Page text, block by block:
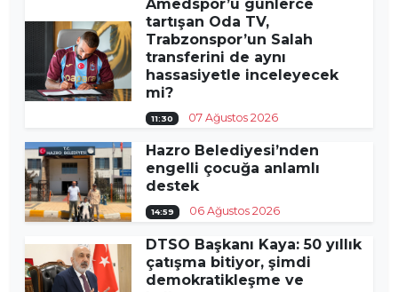
Amedspor’u günlerce
tartışan Oda TV,
Trabzonspor’un Salah
transferini de aynı
hassasiyetle inceleyecek
mi?
11:30 07 Ağustos 2026
Hazro Belediyesi’nden
engelli çocuğa anlamlı
destek
14:59 06 Ağustos 2026
DTSO Başkanı Kaya: 50 yıllık
çatışma bitiyor, şimdi
demokratikleşme ve